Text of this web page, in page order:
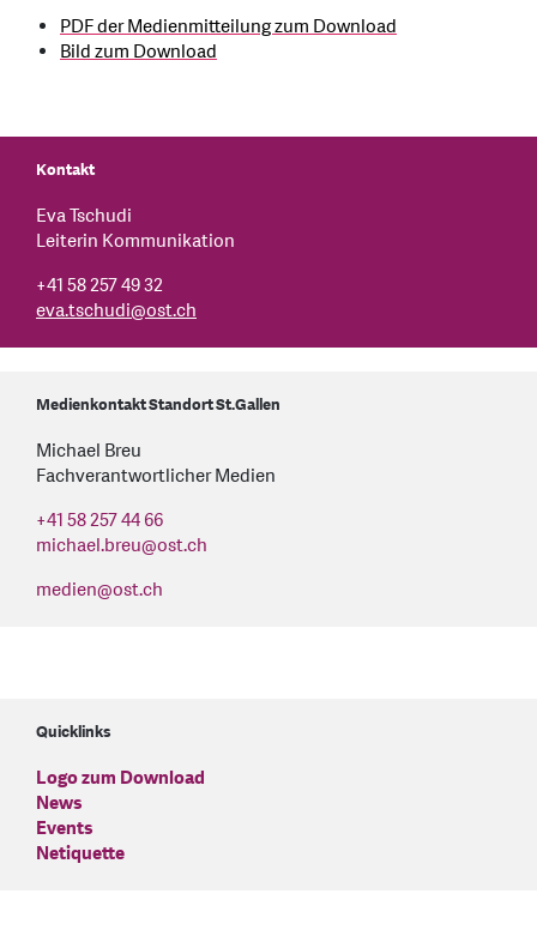
PDF der Medienmitteilung zum Download
Bild zum Download
Kontakt
Eva Tschudi
Leiterin Kommunikation
+41 58 257 49 32
eva.tschudi@ost.ch
Medienkontakt Standort St.Gallen
Michael Breu
Fachverantwortlicher Medien
+41 58 257 44 66
michael.breu@ost.ch
medien@ost.ch
Quicklinks
Logo zum Download
News
Events
Netiquette